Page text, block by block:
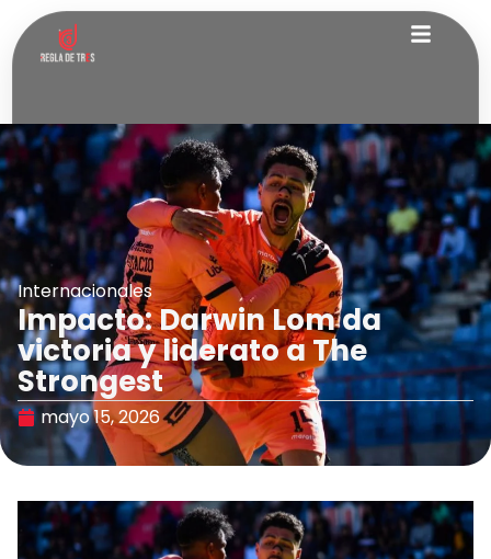
Internacionales
Impacto: Darwin Lom da
victoria y liderato a The
Strongest
mayo 15, 2026